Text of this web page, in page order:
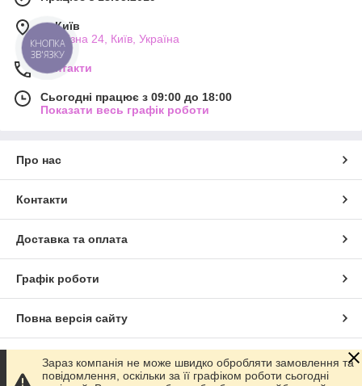
м. Київ
Прорізна 24, Київ, Україна
Контакти
Сьогодні працює з 09:00 до 18:00
Показати весь графік роботи
Про нас
Контакти
Доставка та оплата
Графік роботи
Повна версія сайту
Сайт створено на маркетплейсіProm.ua
Зараз компанія не може швидко обробляти замовлення та
повідомлення, оскільки за її графіком роботи сьогодні
КНОПКА
ЗВ'ЯЗКУ